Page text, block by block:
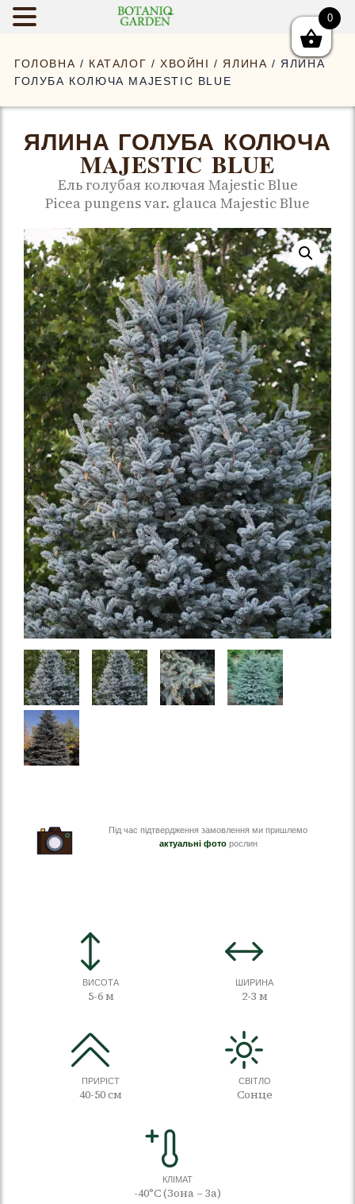
ГОЛОВНА / КАТАЛОГ /ХВОЙНІ / ЯЛИНА / ЯЛИНА
ГОЛУБА КОЛЮЧА MAJESTIC BLUE
ЯЛИНА ГОЛУБА КОЛЮЧА
MAJESTIC BLUE
Ель голубая колючая Majestic Blue
Picea pungens var. glauca Majestic Blue
Під час підтвердження замовлення ми пришлемо
актуальні фоторослин
ВИСОТА
5-6 м
ШИРИНА
2-3 м
ПРИРІСТ
40-50 см
СВІТЛО
Сонце
КЛІМАТ
-40°C (Зона – 3а)
0